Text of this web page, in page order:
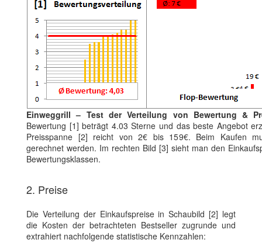
Einweggrill – Test der Verteilung von Bewertung &
Bewertung [1] beträgt 4.03 Sterne und das beste Angebot
Preisspanne [2] reicht von 2€ bis 159€. Beim Kaufen
gerechnet werden. Im rechten Bild [3] sieht man den
Bewertungsklassen.
2. Preise
Die Verteilung der Einkaufspreise in Schaubild [2] legt
die Kosten der betrachteten Bestseller zugrunde und
extrahiert nachfolgende statistische Kennzahlen: